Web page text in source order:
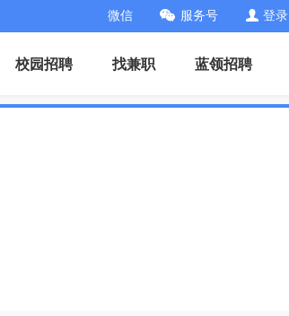
微信 服务号 登录
校园招聘 找兼职 蓝领招聘